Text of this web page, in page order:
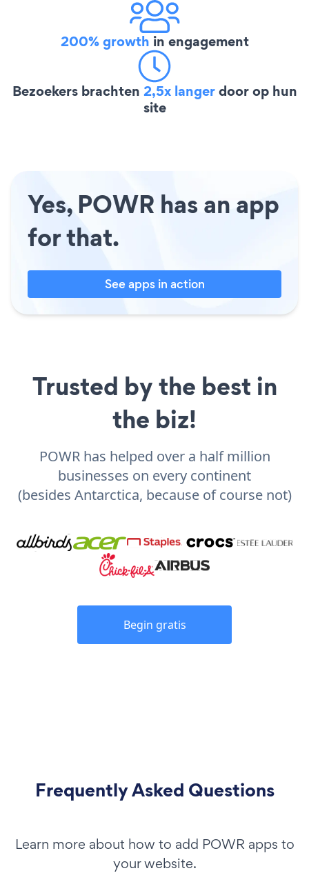
200% growth in engagement
Bezoekers brachten 2,5x langerdoor op hun
site
Yes, POWR has an app
for that.
See apps in action
Trusted by the best in
the biz!
POWR has helped over a half million
businesses on every continent
(besides Antarctica, because of course not)
Begin gratis
Frequently Asked Questions
Learn more about how to add POWR apps to
your website.